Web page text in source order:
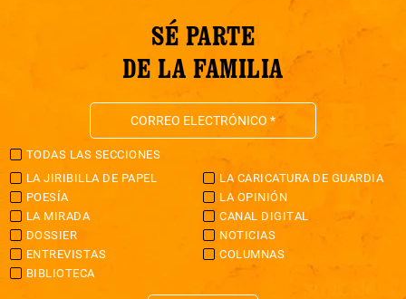
SÉ PARTE
DE LA FAMILIA
TODAS LAS SECCIONES
LA JIRIBILLA DE PAPEL
LA CARICATURA DE GUARDIA
POESÍA
LA OPINIÓN
LA MIRADA
CANAL DIGITAL
DOSSIER
NOTICIAS
ENTREVISTAS
COLUMNAS
BIBLIOTECA